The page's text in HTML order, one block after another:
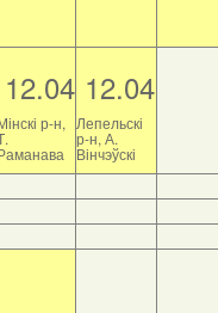
12.04
р-н,
12.04
Лепельскі
р-н, А.
Вінчэўскі